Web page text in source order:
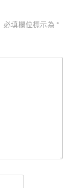
必填欄位標示為 *